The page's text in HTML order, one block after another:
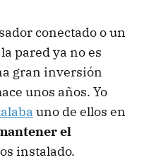
conectado o un
pared ya no es
gran inversión
unos años. Yo
uno de ellos en
el
instalado.